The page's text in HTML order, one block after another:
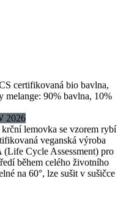
certifikovaná bio bavlna,
melange: 90% bavlna, 10%
2026
lemovka se vzorem rybí
veganská výroba
Cycle Assessment) pro
během celého životního
na 60°, lze sušit v sušičce